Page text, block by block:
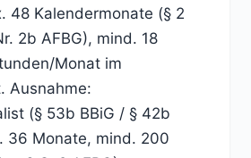
48 Kalendermonate (§ 2
2b AFBG), mind. 18
Monat im
Ausnahme:
(§ 53b BBiG / § 42b
36 Monate, mind. 200